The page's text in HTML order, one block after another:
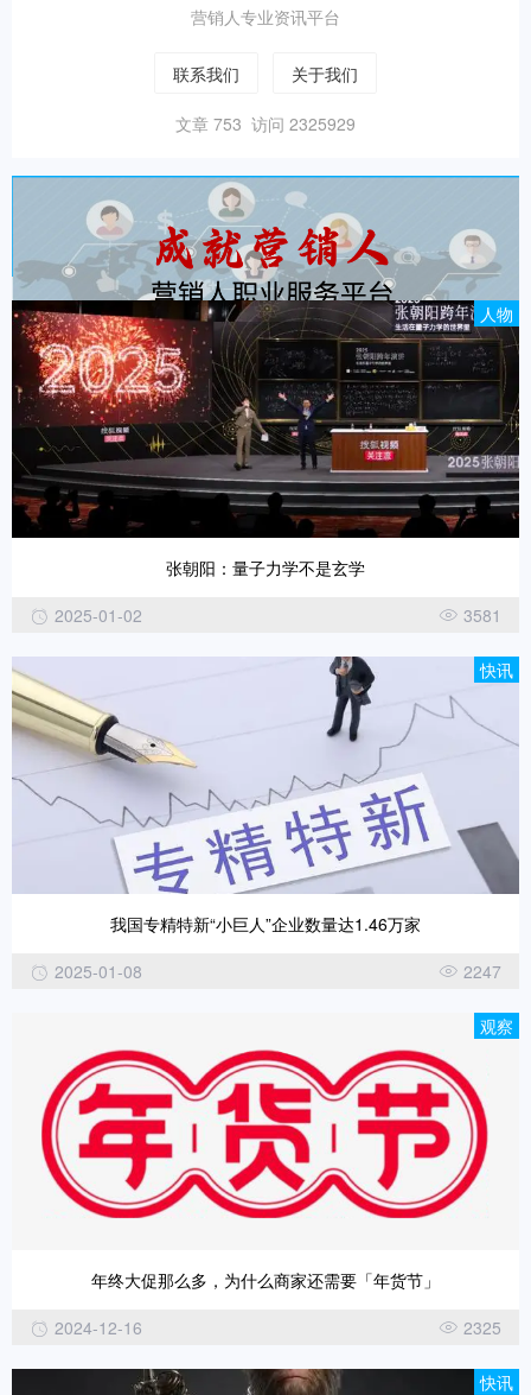
营销人专业资讯平台
联系我们 关于我们
文章 753 访问 2325929
人物
张朝阳：量子力学不是玄学
2025-01-02
3581
快讯
我国专精特新“小巨人”企业数量达1.46万家
2025-01-08
2247
观察
年终大促那么多，为什么商家还需要「年货节」
2024-12-16
2325
快讯